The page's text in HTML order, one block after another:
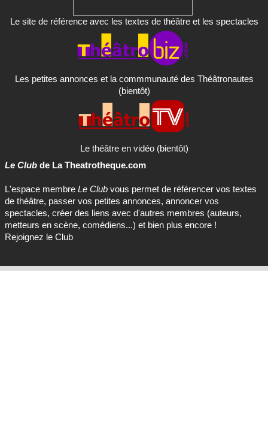
Le site de référence avec les textes de théâtre et les spectacles
Les petites annonces et la commmunauté des Théâtronautes
(bientôt)
Le théâtre en vidéo (bientôt)
Le Club de La Theatrotheque.com
L'espace membre Le Club vous permet de référencer vos textes
de théâtre, passer vos petites annonces, annoncer vos
spectacles, créer des liens avec d'autres membres (auteurs,
metteurs en scène, comédiens...) et bien plus encore !
Rejoignez le Club